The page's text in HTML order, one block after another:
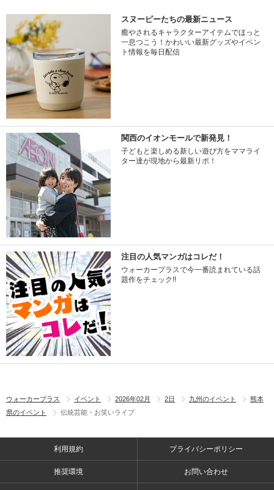
スヌーピーたちの最新ニュース
癒やされるキャラクターアイテムでほっと
一息つこう！かわいい最新グッズやイベン
ト情報を毎日配信
関西のイオンモールで新発見！
子どもと楽しめる新しい遊び方をママライ
ター達が現地から最新リポ！
注目の人気マンガはコレだ！
ウォーカープラスで今一番読まれている話
題作をチェック!!
ウォーカープラス イベント 2026年02月 2日 九州のイベント
熊本
県のイベント
伝統芸能・お笑いライブ
利用規約 プライバシーポリシー
推奨環境 お問い合わせ